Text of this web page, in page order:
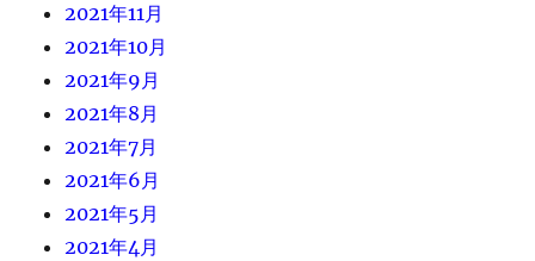
2021年11月
2021年10月
2021年9月
2021年8月
2021年7月
2021年6月
2021年5月
2021年4月